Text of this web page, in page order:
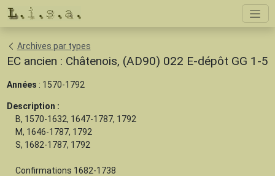
Archives par types
EC ancien : Châtenois, (AD90) 022 E-dépôt GG 1-5
Années : 1570-1792
Description :
B, 1570-1632, 1647-1787, 1792
M, 1646-1787, 1792
S, 1682-1787, 1792
Confirmations 1682-1738